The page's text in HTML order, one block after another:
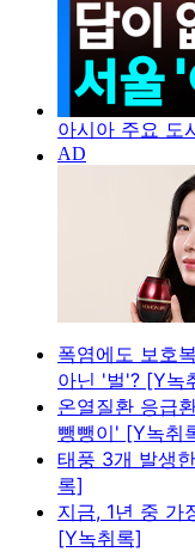
아시아 주요 도
폭염에도 보호
아닌 '벌'? [Y녹
온열질환 응급
뺑뺑이' [Y녹취
태풍 3개 발생
록]
지금, 1년 중 가
[Y녹취록]